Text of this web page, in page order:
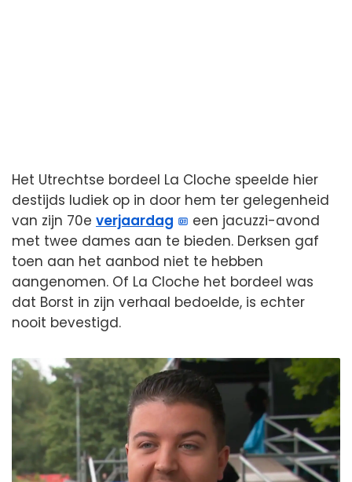
Het Utrechtse bordeel La Cloche speelde hier
destijds ludiek op in door hem ter gelegenheid
van zijn 70e verjaardag
een jacuzzi-avond
met twee dames aan te bieden. Derksen gaf
toen aan het aanbod niet te hebben
aangenomen. Of La Cloche het bordeel was
dat Borst in zijn verhaal bedoelde, is echter
nooit bevestigd.